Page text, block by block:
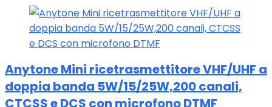
Anytone Mini ricetrasmettitore VHF/UHF a
doppia banda 5W/15/25W,200 canali,
CTCSS e DCS con microfono DTMF